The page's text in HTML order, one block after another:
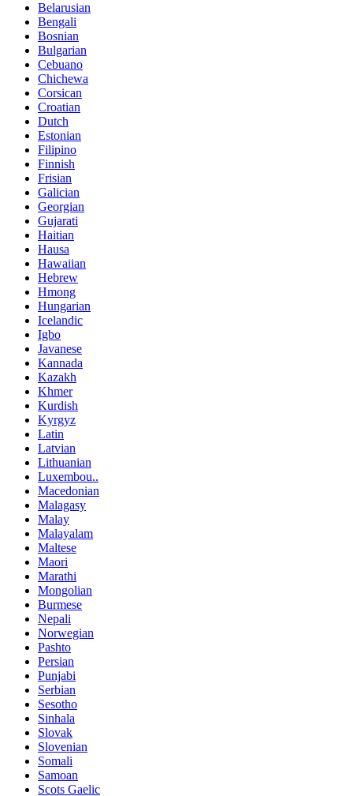
Belarusian
Bengali
Bosnian
Bulgarian
Cebuano
Chichewa
Corsican
Croatian
Dutch
Estonian
Filipino
Finnish
Frisian
Galician
Georgian
Gujarati
Haitian
Hausa
Hawaiian
Hebrew
Hmong
Hungarian
Icelandic
Igbo
Javanese
Kannada
Kazakh
Khmer
Kurdish
Kyrgyz
Latin
Latvian
Lithuanian
Luxembou..
Macedonian
Malagasy
Malay
Malayalam
Maltese
Maori
Marathi
Mongolian
Burmese
Nepali
Norwegian
Pashto
Persian
Punjabi
Serbian
Sesotho
Sinhala
Slovak
Slovenian
Somali
Samoan
Scots Gaelic